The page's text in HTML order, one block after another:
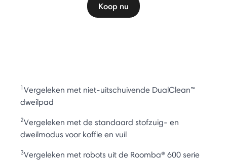
Koop nu
1 Vergeleken met niet-uitschuivende DualClean™
dweilpad
2Vergeleken met de standaard stofzuig- en
dweilmodus voor koffie en vuil
3Vergeleken met robots uit de Roomba® 600 serie